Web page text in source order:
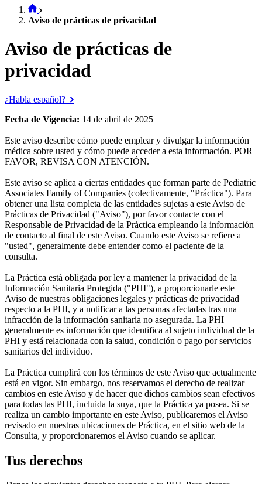
Aviso de prácticas de privacidad
Aviso de prácticas de
privacidad
¿Habla español?
Fecha de Vigencia: 14 de abril de 2025
Este aviso describe cómo puede emplear y divulgar la información
médica sobre usted y cómo puede acceder a esta información. POR
FAVOR, REVISA CON ATENCIÓN.
Este aviso se aplica a ciertas entidades que forman parte de Pediatric
Associates Family of Companies (colectivamente, "Práctica"). Para
obtener una lista completa de las entidades sujetas a este Aviso de
Prácticas de Privacidad ("Aviso"), por favor contacte con el
Responsable de Privacidad de la Práctica empleando la información
de contacto al final de este Aviso. Cuando este Aviso se refiere a
"usted", generalmente debe entender como el paciente de la
consulta.
La Práctica está obligada por ley a mantener la privacidad de la
Información Sanitaria Protegida ("PHI"), a proporcionarle este
Aviso de nuestras obligaciones legales y prácticas de privacidad
respecto a la PHI, y a notificar a las personas afectadas tras una
infracción de la información sanitaria no asegurada. La PHI
generalmente es información que identifica al sujeto individual de la
PHI y está relacionada con la salud, condición o pago por servicios
sanitarios del individuo.
La Práctica cumplirá con los términos de este Aviso que actualmente
está en vigor. Sin embargo, nos reservamos el derecho de realizar
cambios en este Aviso y de hacer que dichos cambios sean efectivos
para todas las PHI, incluida la suya, que la Práctica ya posea. Si se
realiza un cambio importante en este Aviso, publicaremos el Aviso
revisado en nuestras ubicaciones de Práctica, en el sitio web de la
Consulta, y proporcionaremos el Aviso cuando se aplicar.
Tus derechos